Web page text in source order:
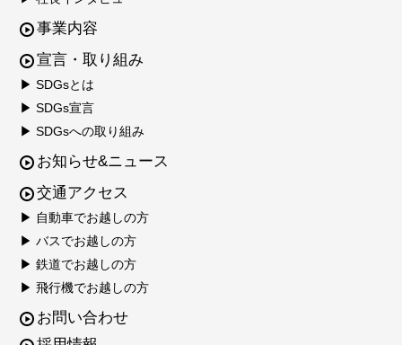
事業内容
宣言・取り組み
▶ SDGsとは
▶ SDGs宣言
▶ SDGsへの取り組み
お知らせ&ニュース
交通アクセス
▶ 自動車でお越しの方
▶ バスでお越しの方
▶ 鉄道でお越しの方
▶ 飛行機でお越しの方
お問い合わせ